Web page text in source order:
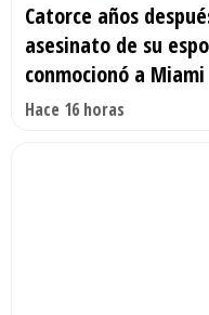
Catorce años
asesinato de su
conmocionó a Miami
Hace 16 horas